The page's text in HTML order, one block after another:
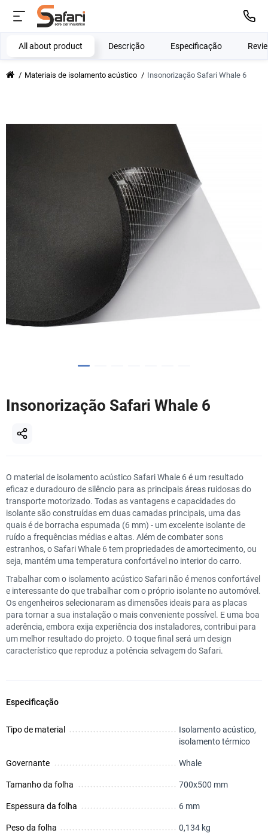
Materiais de isolamento acústico Insonorização Safari Whale 6
All about product Descrição Especificação
Insonorização Safari Whale 6
O material de isolamento acústico Safari Whale 6 é um resultado
eficaz e duradouro de silêncio para as principais áreas ruidosas do
transporte motorizado. Todas as vantagens e capacidades do
isolante são construídas em duas camadas principais, uma das
quais é de borracha espumada (6 mm) - um excelente isolante de
ruído a frequências médias e altas. Além de combater sons
estranhos, o Safari Whale 6 tem propriedades de amortecimento, ou
seja, mantém uma temperatura confortável no interior do carro.
Trabalhar com o isolamento acústico Safari não é menos confortável
e interessante do que trabalhar com o próprio isolante no automóvel.
Os engenheiros selecionaram as dimensões ideais para as placas
para tornar a sua instalação o mais conveniente possível. E uma boa
aderência, embora exija experiência dos instaladores, contribui para
um melhor resultado do projeto. O toque final será um design
característico que reproduz a potência selvagem do Safari.
Especificação
Tipo de material
Isolamento acústico,
isolamento térmico
Governante Whale
Tamanho da folha 700х500 mm
Espessura da folha 6 mm
Peso da folha 0,134 kg